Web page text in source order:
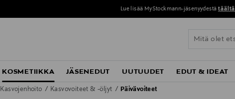
Lue lisää MyStockmann-jäsenyydestä täältä
KOSMETIIKKA JÄSENEDUT UUTUUDET EDUT & IDEAT
Kasvojenhoito Kasvovoiteet & -öljyt Päivävoiteet